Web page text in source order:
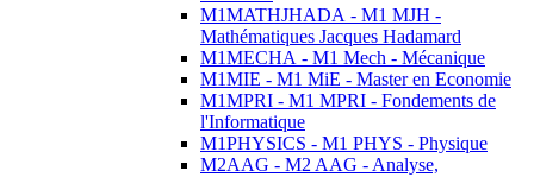
M1MATHJHADA - M1 MJH -
Mathématiques Jacques Hadamard
M1MECHA - M1 Mech - Mécanique
M1MIE - M1 MiE - Master en Economie
M1MPRI - M1 MPRI - Fondements de
l'Informatique
M1PHYSICS - M1 PHYS - Physique
M2AAG - M2 AAG - Analyse,